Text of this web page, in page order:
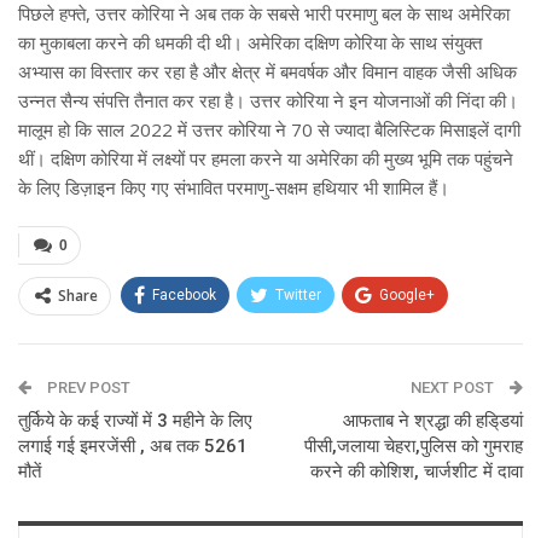
पिछले हफ्ते, उत्तर कोरिया ने अब तक के सबसे भारी परमाणु बल के साथ अमेरिका
का मुकाबला करने की धमकी दी थी। अमेरिका दक्षिण कोरिया के साथ संयुक्त
अभ्यास का विस्तार कर रहा है और क्षेत्र में बमवर्षक और विमान वाहक जैसी अधिक
उन्नत सैन्य संपत्ति तैनात कर रहा है। उत्तर कोरिया ने इन योजनाओं की निंदा की।
मालूम हो कि साल 2022 में उत्तर कोरिया ने 70 से ज्यादा बैलिस्टिक मिसाइलें दागी
थीं। दक्षिण कोरिया में लक्ष्यों पर हमला करने या अमेरिका की मुख्य भूमि तक पहुंचने
के लिए डिज़ाइन किए गए संभावित परमाणु-सक्षम हथियार भी शामिल हैं।
0
Share Facebook Twitter Google+
Email
PREV POST
तुर्किये के कई राज्यों में 3 महीने के लिए
लगाई गई इमरजेंसी , अब तक 5261
मौतें
NEXT POST
आफताब ने श्रद्धा की हडि्डयां
पीसी,जलाया चेहरा,पुलिस को गुमराह
करने की कोशिश, चार्जशीट में दावा